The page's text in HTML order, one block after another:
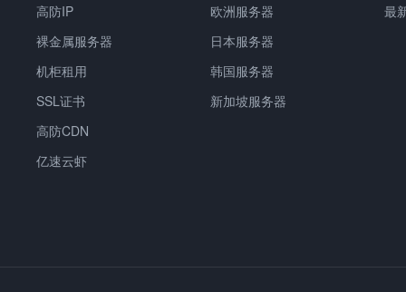
高防IP
裸金属服务器
机柜租用
SSL证书
高防CDN
亿速云虾
欧洲服务器
日本服务器
韩国服务器
新加坡服务器
最